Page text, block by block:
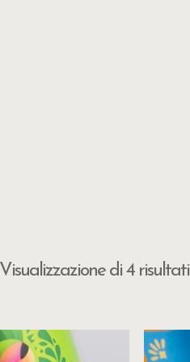
Visualizzazione di 4 risultati